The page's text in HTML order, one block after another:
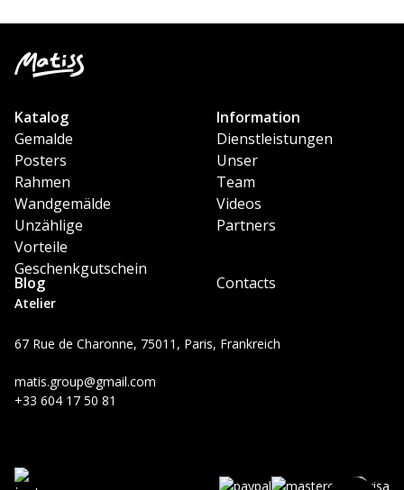
Atelier
67 Rue de Charonne, 75011, Paris, Frankreich
matis.group@gmail.com
+33 604 17 50 81
Katalog
Gemalde
Posters
Rahmen
Wandgemälde
Unzählige
Vorteile
Geschenkgutschein
Information
Dienstleistungen
Unser
Team
Videos
Partners
Blog Contacts